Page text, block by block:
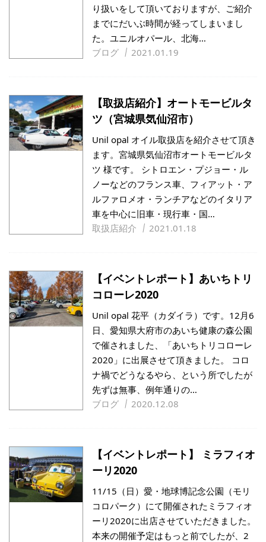
り扱いをして頂いておりますが、ご紹介
までにだいぶ時間が経ってしまいまし
た。ユニルオパール、北海…
ブログ
2021.01.19
【取扱店紹介】オートモービルタ
ツ（宮城県気仙沼市）
Unil opal オイル取扱店を紹介させて頂き
ます。宮城県気仙沼市オートモービルタ
ツ 様です。 シトロエン・プジョー・ル
ノーなどのフランス車、フィアット・ア
ルファロメオ・ランチアなどのイタリア
車を中心に旧車・現行車・国…
取扱店紹介
2021.01.18
【イベントレポート】あいちトリ
コローレ2020
Unil opal 花平（カダイラ）です。12月6
日、愛知県大府市のあいち健康の森公園
で催されました、「あいちトリコローレ
2020」に出展させて頂きました。 コロ
ナ禍でどうなるやら、という所でしたが
先ずは無事、例年通りの…
ブログ
2020.12.08
【イベントレポート】 ミラフィオ
ーリ2020
11/15（日）愛・地球博記念公園（モリ
コロパーク）にて開催されたミラフィオ
ーリ2020に出店させていただきました。
本来の開催予定はもっと前でしたが、2